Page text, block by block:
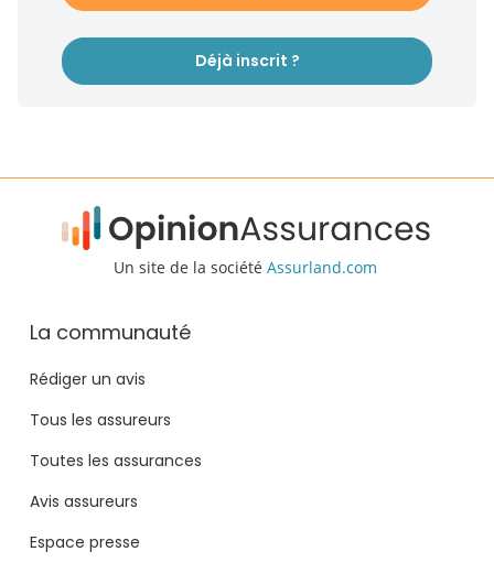
Déjà inscrit ?
Un site de la société Assurland.com
La communauté
Rédiger un avis
Tous les assureurs
Toutes les assurances
Avis assureurs
Espace presse